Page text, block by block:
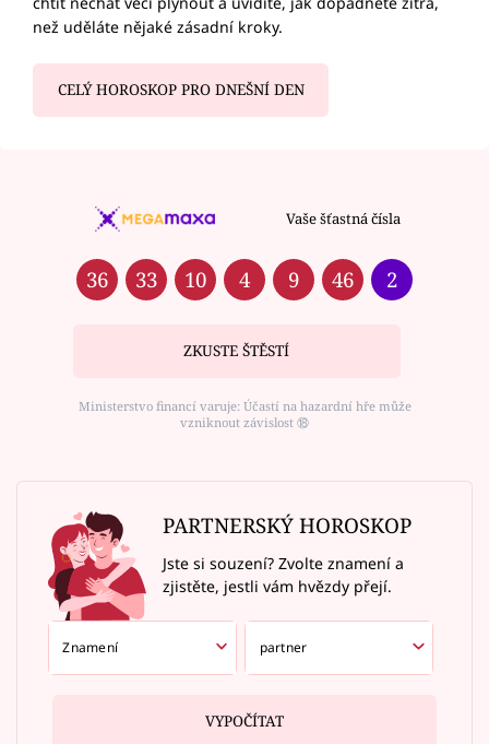
než uděláte nějaké zásadní kroky.
CELÝ HOROSKOP PRO DNEŠNÍ DEN
Vaše šťastná čísla
36 33 10 4 9 46 2
ZKUSTE ŠTĚSTÍ
Ministerstvo financí varuje: Účastí na hazardní hře může
vzniknout závislost ⑱
PARTNERSKÝ HOROSKOP
Jste si souzení? Zvolte znamení a
zjistěte, jestli vám hvězdy přejí.
VYPOČÍTAT